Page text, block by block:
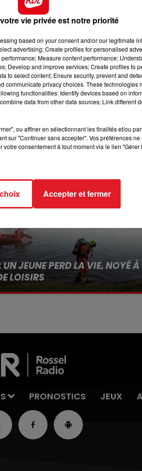
qui a prévenu le pompiers, qui ont
Il s'agit d'un homme de 65
Aucun proche ne s'est pour le
mais la thèse naturelle semble
JEUNE PERD LA VIE, NOYÉ À
LOISIRS
coulé à pic
PRONOSTICS JEUX
vie privée est notre priorité
based on your consent and/or our legitimate
advertising; Create profiles for personalised
Measure content performance;
Develop and improve services; Create profiles to
to select content; Ensure security, prevent and
communicate privacy choices. These technologies
functionalities: Identify devices based on
data from other data sources; Link different
ou affiner en sélectionnant les finalités et/ou
sur "Continuer sans accepter". Vos préférences
consentement à tout moment via le lien
Accepter et fermer